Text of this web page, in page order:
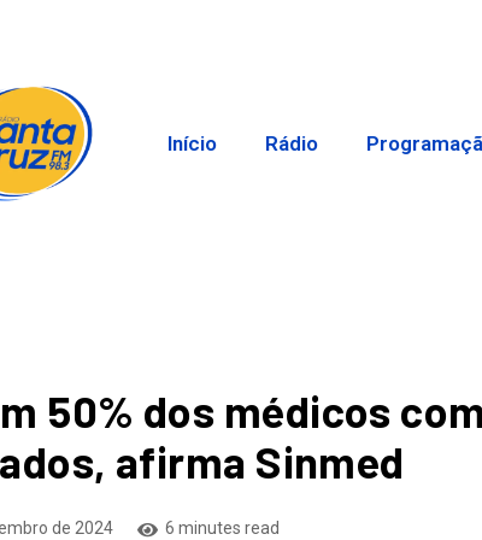
Início Rádio
50% dos médicos
afirma Sinmed
de 2024 6 minutes read